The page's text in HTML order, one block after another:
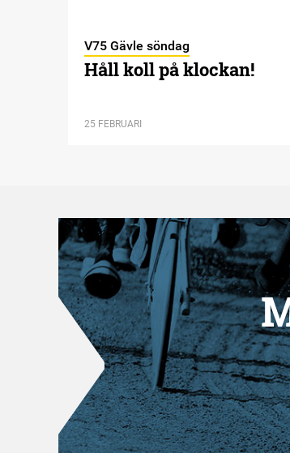
V75 Gävle söndag
Håll koll på klockan!
25 FEBRUARI